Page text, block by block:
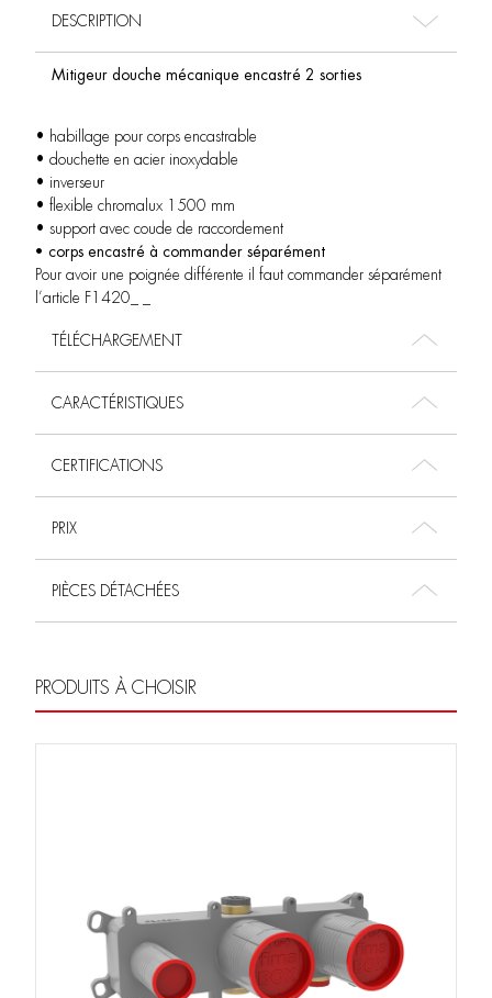
DESCRIPTION
Mitigeur douche mécanique encastré 2 sorties
• habillage pour corps encastrable
• douchette en acier inoxydable
• inverseur
• flexible chromalux 1500 mm
• support avec coude de raccordement
• corps encastré à commander séparément
Pour avoir une poignée différente il faut commander séparément
l’article F1420_ _
TÉLÉCHARGEMENT
CARACTÉRISTIQUES
CERTIFICATIONS
PRIX
PIÈCES DÉTACHÉES
PRODUITS À CHOISIR